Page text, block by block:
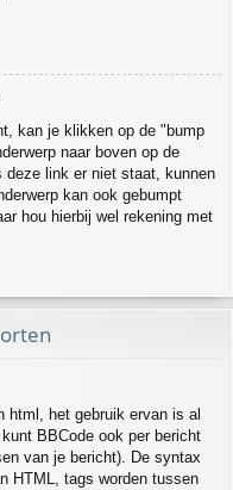
kan je klikken op de "bump
naar boven op de
deze link er niet staat, kunnen
kan ook gebumpt
hou hierbij wel rekening met
html, het gebruik ervan is al
BBCode ook per bericht
van je bericht). De syntax
HTML, tags worden tussen